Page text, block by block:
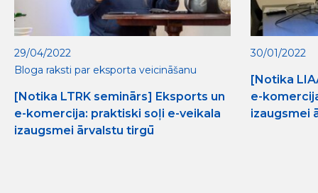
29/04/2022
Bloga raksti par eksporta veicināšanu
[Notika LTRK seminārs] Eksports un
e-komercija: praktiski soļi e-veikala
izaugsmei ārvalstu tirgū
30/01/2022
[Notika
e-
izaugsmei